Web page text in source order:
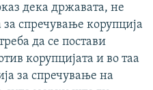
дека државата, не
спречување корупција
да се постави
корупцијата и во таа
за спречување на